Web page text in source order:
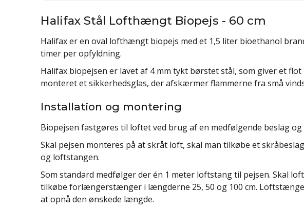
Halifax Stål Lofthængt Biopejs - 60 cm
Halifax er en oval lofthængt biopejs med et 1,5 liter bioethanol
timer per opfyldning.
Halifax biopejsen er lavet af 4 mm tykt børstet stål, som giver et
monteret et sikkerhedsglas, der afskærmer flammerne fra små
Installation og montering
Biopejsen fastgøres til loftet ved brug af en medfølgende beslag
Skal pejsen monteres på at skråt loft, skal man tilkøbe et
og loftstangen.
Som standard medfølger der én 1 meter loftstang til pejsen. Skal
tilkøbe forlængerstænger i længderne 25, 50 og 100 cm.
at opnå den ønskede længde.